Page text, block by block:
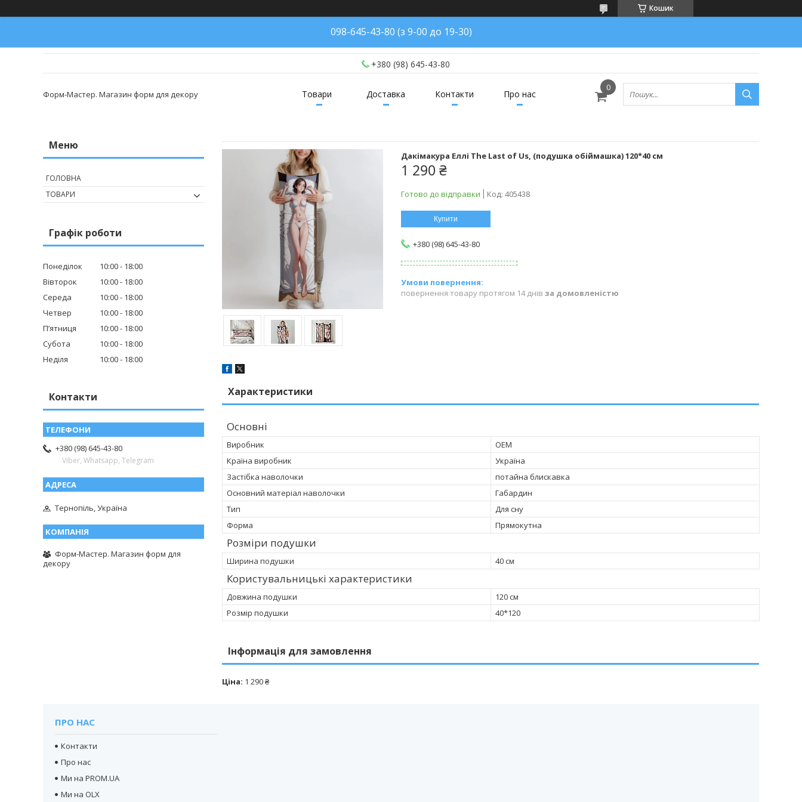
Кошик
098-645-43-80 (з 9-00 до 19-30)
+380 (98) 645-43-80
Форм-Мастер. Магазин форм для декору Товари Доставка Контакти Про нас
Дакімакура Еллі The Last of Us, (подушка обіймашка) 120*40 см
1 290 ₴
Готово до відправки Код: 405438
Купити
+380 (98) 645-43-80
повернення товару протягом 14 днів за домовленістю
Характеристики
Основні
Виробник
OEM
Країна виробник
Україна
Застібка наволочки
потайна блискавка
Основний матеріал наволочки
Габардин
Тип
Для сну
Форма
Прямокутна
Розміри подушки
Ширина подушки 40 см
Користувальницькі характеристики
Довжина подушки
120 см
Розмір подушки
40*120
Інформація для замовлення
Ціна: 1 290 ₴
ГОЛОВНА
ТОВАРИ
Графік роботи
Понеділок 10:00
18:00
Вівторок
10:00
18:00
Середа
10:00
18:00
Четвер
10:00
18:00
Пʼятниця
10:00
18:00
Субота
10:00
18:00
Неділя
10:00 18:00
Контакти
+380 (98) 645-43-80
Viber, Whatsapp, Telegram
Тернопіль, Україна
Форм-Мастер. Магазин форм для
декору
ПРО НАС
Контакти
Про нас
Ми на PROM.UA
Ми на OLX